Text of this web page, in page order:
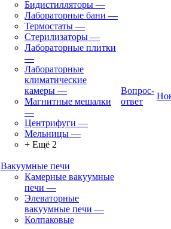
Бидистилляторы —
Лабораторные бани —
Термостаты —
Стерилизаторы —
Лабораторные плитки
—
Лабораторные
климатические
камеры —
Магнитные мешалки
—
Центрифуги —
Мельницы —
+ Ещё 2
Вакуумные печи
Камерные вакуумные
печи —
Элеваторные
вакуумные печи —
Колпаковые
Вопрос-
ответ